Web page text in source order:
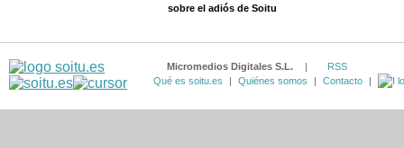
sobre el adiós de Soitu
Micromedios Digitales S.L. |
RSS
Qué es soitu.es
| Quiénes somos | Contacto |